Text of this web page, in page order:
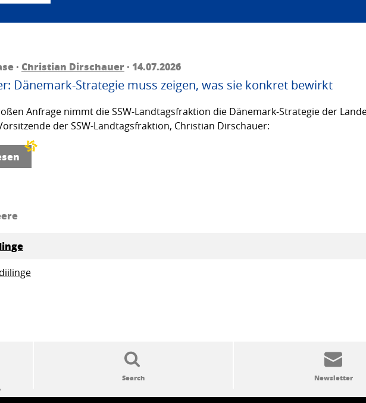
· Christian Dirschauer· 14.07.2026
Dänemark-Strategie muss zeigen, was sie konkret bewirkt
Anfrage nimmt die SSW-Landtagsfraktion die Dänemark-Strategie der
der SSW-Landtagsfraktion, Christian Dirschauer: